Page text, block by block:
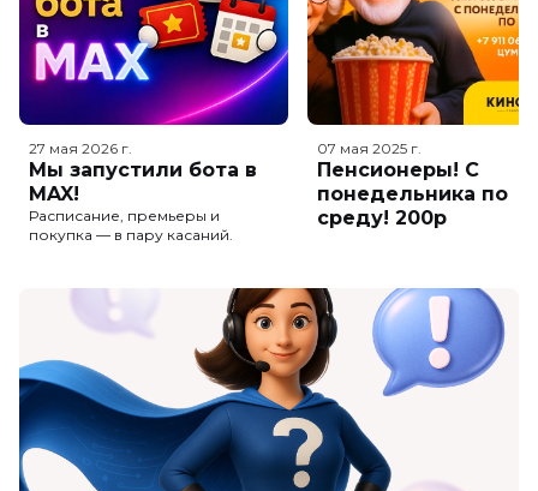
27 мая 2026 г.
Мы запустили бота в
MAX!
Расписание, премьеры и
покупка — в пару касаний.
07 мая 2025 г.
Пенсионеры! С
понедельника по
среду! 200р